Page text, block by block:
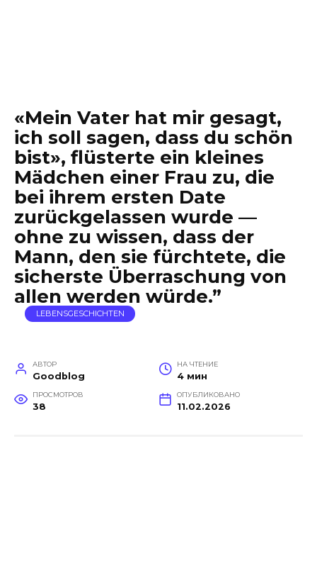
«Mein Vater hat mir gesagt,
ich soll sagen, dass du schön
bist», flüsterte ein kleines
Mädchen einer Frau zu, die
bei ihrem ersten Date
zurückgelassen wurde —
ohne zu wissen, dass der
Mann, den sie fürchtete, die
sicherste Überraschung von
allen werden würde.”
LEBENSGESCHICHTEN
АВТОР
Goodblog
НА ЧТЕНИЕ
4 мин
ПРОСМОТРОВ
38
ОПУБЛИКОВАНО
11.02.2026